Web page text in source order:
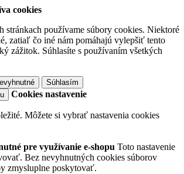
cookies
stránkach používame súbory cookies. Niektoré
zatiaľ čo iné nám pomáhajú vylepšiť tento
zážitok. Súhlasíte s používaním všetkých
Súhlasím
Cookies nastavenie
Môžete si vybrať nastavenia cookies
pre využívanie e-shopu Toto nastavenie
Bez nevyhnutných cookies súborov
zmysluplne poskytovať.